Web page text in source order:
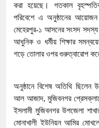
করা হয়েছে। গতকাল
পরিবেশে এ অনুষ্ঠানের
মেহেরপুর-১ আসনের সংসদ সদস্য
আধুনিক ও ধর্মীয় শিক্ষার
গড়ে তোলার ওপর গুরুত্বারোপ
অনুষ্ঠানে বিশেষ অতিথি ছিলেন
আল আজাদ, মুজিবনগর
ইসলামী মুজিবনগর উপজেলা
মোনাখালী ইউনিয়ন আমির